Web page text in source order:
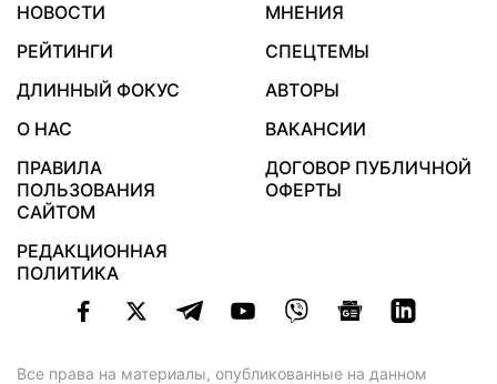
НОВОСТИ
МНЕНИЯ
РЕЙТИНГИ
СПЕЦТЕМЫ
ДЛИННЫЙ ФОКУС
АВТОРЫ
О НАС
ВАКАНСИИ
ПРАВИЛА
ПОЛЬЗОВАНИЯ
САЙТОМ
ДОГОВОР ПУБЛИЧНОЙ
ОФЕРТЫ
РЕДАКЦИОННАЯ
ПОЛИТИКА
Все права на материалы, опубликованные на данном